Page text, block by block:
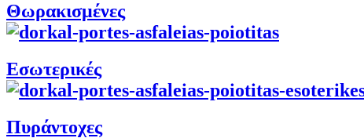
Θωρακισμένες
Εσωτερικές
Πυράντοχες